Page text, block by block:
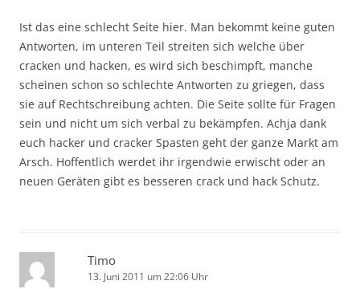
Ist das eine schlecht Seite hier. Man bekommt keine guten
Antworten, im unteren Teil streiten sich welche über
cracken und hacken, es wird sich beschimpft, manche
scheinen schon so schlechte Antworten zu griegen, dass
sie auf Rechtschreibung achten. Die Seite sollte für Fragen
sein und nicht um sich verbal zu bekämpfen. Achja dank
euch hacker und cracker Spasten geht der ganze Markt am
Arsch. Hoffentlich werdet ihr irgendwie erwischt oder an
neuen Geräten gibt es besseren crack und hack Schutz.
Timo
13. Juni 2011 um 22:06 Uhr